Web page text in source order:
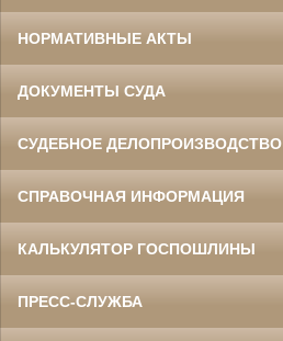
НОРМАТИВНЫЕ АКТЫ
ДОКУМЕНТЫ СУДА
СУДЕБНОЕ ДЕЛОПРОИЗВОДСТВО
СПРАВОЧНАЯ ИНФОРМАЦИЯ
КАЛЬКУЛЯТОР ГОСПОШЛИНЫ
ПРЕСС-СЛУЖБА